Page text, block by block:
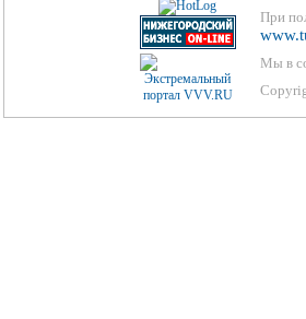
При
Мы в